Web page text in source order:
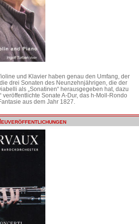
und Klavier haben genau den Umfang, der
drei Sonaten des Neunzehnjährigen, die der
als „Sonatinen“ herausgegeben hat, dazu
veröffentlichte Sonate A-Dur, das h-Moll-Rondo
aus dem Jahr 1827.